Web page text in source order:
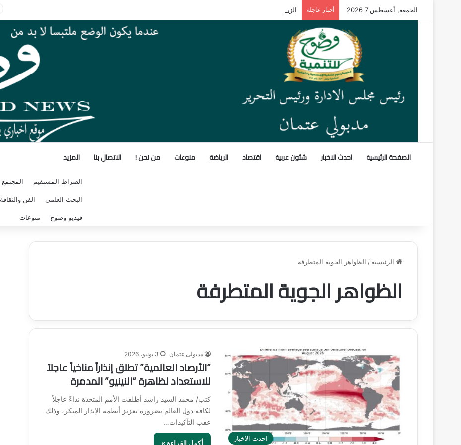
الجمعة, أغسطس 7 2026 أخبار عاجلة الزراعة” تنشر تقريرًا بأنشطة معامل ومعاهد البحوث الزراعية بالأسبوع الأول من أغسطس 2026
الصفحة الرئيسية احدث الاخبار شئون عربية اقتصاد الرياضة منوعات من نحن ! الاتصال بنا المزيد
الصراط المستقيم المجتمع
البحث العلمى الفن والثقافة
فيديو وضوح منوعات
الرئيسية / الظواهر الجوية المتطرفة
الظواهر الجوية المتطرفة
احدث الاخبار
مدبولى عتمان 3 يونيو، 2026
“الأرصاد العالمية” تطلق إنذاراً مناخياً عاجلاً
للاستعداد لظاهرة “النينيو” المدمرة
كتب/ محمد السيد راشد أطلقت الأمم المتحدة نداءً عاجلاً
لكافة دول العالم بضرورة تعزيز أنظمة الإنذار المبكر، وذلك
عقب التأكيدات…
أكمل القراءة »